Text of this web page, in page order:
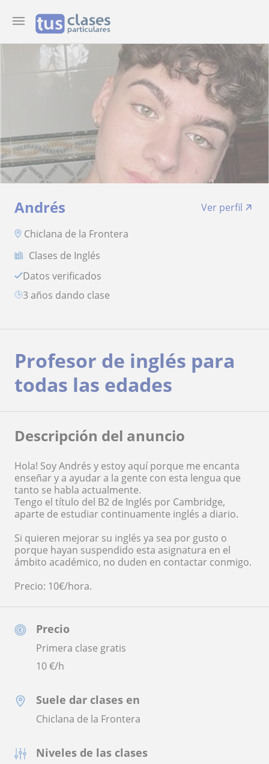
Andrés
Ver perfil
Chiclana de la Frontera
Clases de Inglés
Datos verificados
3 años dando clase
Precio
Primera clase gratis
10€/h
Suele dar clases en
Chiclana de la Frontera
Niveles de las clases
Profesor de inglés para
todas las edades
Descripción del anuncio
Hola! Soy Andrés y estoy aquí porque me encanta
enseñar y a ayudar a la gente con esta lengua que
tanto se habla actualmente.
Tengo el título del B2 de Inglés por Cambridge,
aparte de estudiar continuamente inglés a diario.
Si quieren mejorar su inglés ya sea por gusto o
porque hayan suspendido esta asignatura en el
ámbito académico, no duden en contactar conmigo.
Precio: 10€/hora.